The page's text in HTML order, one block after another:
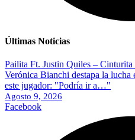
Últimas Noticias
Pailita Ft. Justin Quiles –
Verónica Bianchi destapa la
este jugador: "Podría ir a…"
Agosto 9, 2026
Facebook